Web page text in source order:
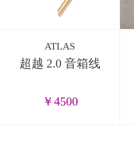
ATLAS
超越 2.0 音箱线
￥4500